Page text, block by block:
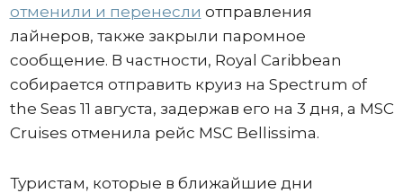
отменили и перенесли отправления
лайнеров, также закрыли паромное
сообщение. В частности, Royal Caribbean
собирается отправить круиз на Spectrum of
the Seas 11 августа, задержав его на 3 дня, а MSC
Cruises отменила рейс MSC Bellissima.
Туристам, которые в ближайшие дни